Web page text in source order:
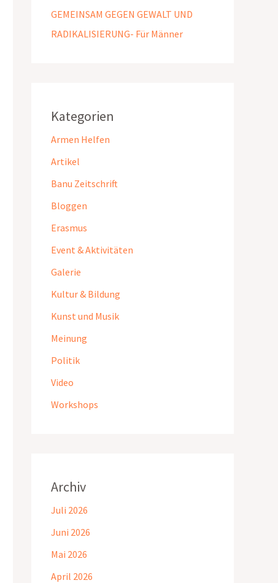
GEMEINSAM GEGEN GEWALT UND
RADIKALISIERUNG- Für Männer
Kategorien
Armen Helfen
Artikel
Banu Zeitschrift
Bloggen
Erasmus
Event & Aktivitäten
Galerie
Kultur & Bildung
Kunst und Musik
Meinung
Politik
Video
Workshops
Archiv
Juli 2026
Juni 2026
Mai 2026
April 2026